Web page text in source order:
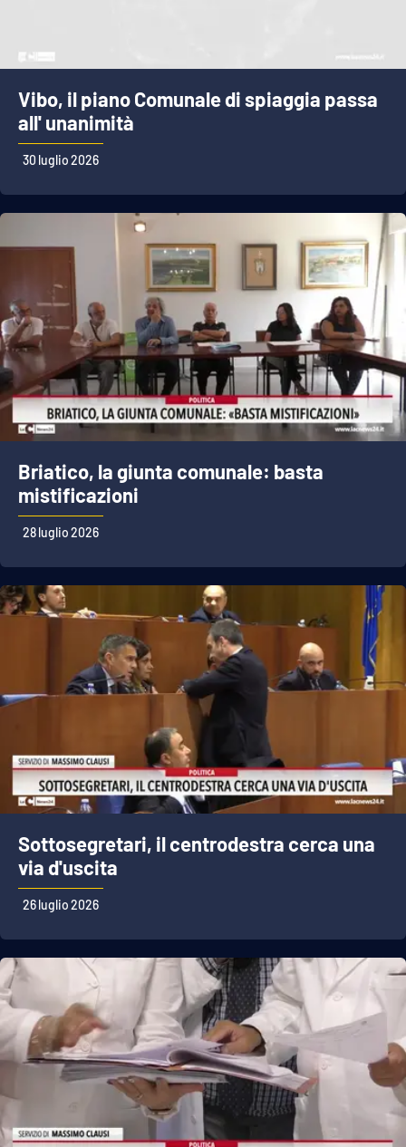
Vibo, il piano Comunale di spiaggia passa
all' unanimità
30 luglio 2026
Briatico, la giunta comunale: basta
mistificazioni
28 luglio 2026
Sottosegretari, il centrodestra cerca una
via d'uscita
26 luglio 2026